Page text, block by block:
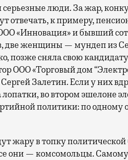
люди. За жар,
отвечать, к примеру,
«Инновация» и бывший
две женщины — мундеп из
позже сняла свою
ООО «Торговый дом
Залетин. Если у них
во втором эшелоне
политики: по одному
жару в топку политической
они — комсомольцы.